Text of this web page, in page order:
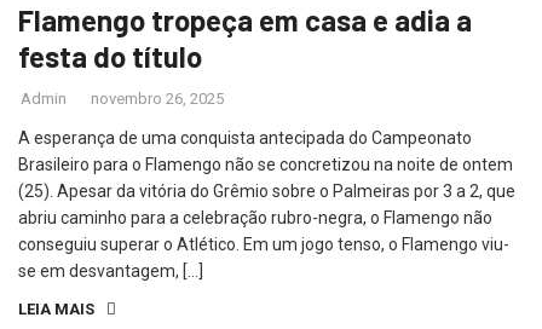
Flamengo tropeça em casa e adia a
festa do título
Admin novembro 26, 2025
A esperança de uma conquista antecipada do Campeonato
Brasileiro para o Flamengo não se concretizou na noite de ontem
(25). Apesar da vitória do Grêmio sobre o Palmeiras por 3 a 2, que
abriu caminho para a celebração rubro-negra, o Flamengo não
conseguiu superar o Atlético. Em um jogo tenso, o Flamengo viu-
se em desvantagem, […]
LEIA MAIS